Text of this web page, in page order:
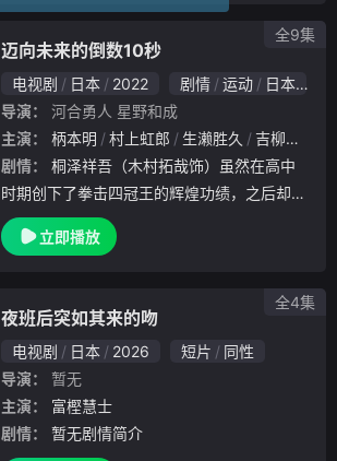
迈向未来的倒数10秒
电视剧 日本 2022 剧情 运动 日本
导演：
河合勇人 星野和成
主演：
柄本明 村上虹郎 生濑胜久 吉柳咲良
剧情：
时期创下了拳击四冠王的辉煌功绩，之后却屡
遭厄运，如今已经完全失去了生存的希望。在
好友甲斐（安田显饰）和恩师芦屋（柄本明饰
立即播放
全9集
夜班后突如其来的吻
电视剧 日本 2026 短片
同性
导演：
暂无
主演：
富樫慧士
剧情：
暂无剧情简介
全4集